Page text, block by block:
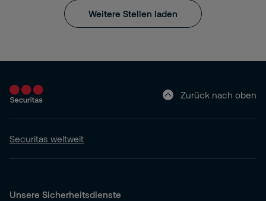
Weitere Stellen laden
Zurück nach oben
Securitas weltweit
Unsere Sicherheitsdienste